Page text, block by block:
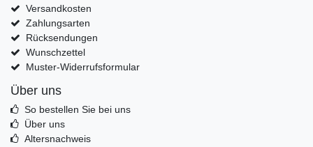
Versandkosten
Zahlungsarten
Rücksendungen
Wunschzettel
Muster-Widerrufsformular
Über uns
So bestellen Sie bei uns
Über uns
Altersnachweis